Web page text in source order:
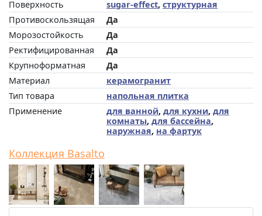
Поверхность
sugar-effect, структурная
Противоскользящая
Да
Морозостойкость
Да
Ректифицированная
Да
Крупноформатная
Да
Материал
керамогранит
Тип товара
напольная плитка
Применение
для ванной, для кухни, для
комнаты, для бассейна,
наружная, на фартук
Коллекция Basalto